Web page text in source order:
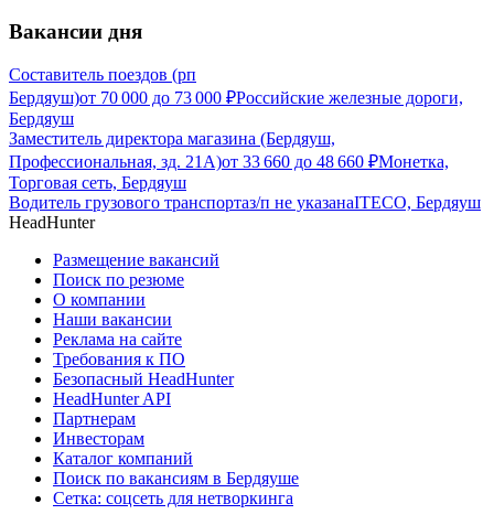
Вакансии дня
Составитель поездов (рп
Бердяуш)от 70 000 до 73 000 ₽Российские железные дороги,
Бердяуш
Заместитель директора магазина (Бердяуш,
Профессиональная, зд. 21А)от 33 660 до 48 660 ₽Монетка,
Торговая сеть, Бердяуш
Водитель грузового транспортаз/п не указанаITECO, Бердяуш
HeadHunter
Размещение вакансий
Поиск по резюме
О компании
Наши вакансии
Реклама на сайте
Требования к ПО
Безопасный HeadHunter
HeadHunter API
Партнерам
Инвесторам
Каталог компаний
Поиск по вакансиям в Бердяуше
Сетка: соцсеть для нетворкинга